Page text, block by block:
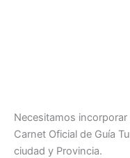
Necesitamos
Carnet Oficial de Guía
ciudad y Provincia.